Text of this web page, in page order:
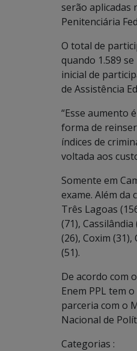
serão aplicadas
Penitenciária
O total de
quando 1.589
inicial de
de Assistência
“Esse aumento
forma de
índices de
voltada aos
Somente em
exame. Além da
Três Lagoas
(71),
(26), Coxim
(51).
De acordo com
Enem PPL tem
parceria com o
Nacional de
Categorias :